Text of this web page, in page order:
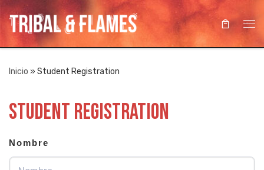
Saltar al contenido
Inicio » Student Registration
Student Registration
Nombre